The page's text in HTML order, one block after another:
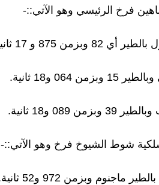
فرخ الرئيسي وهو الآتي::-
شوط الشيوخ فرخ وهو الآتي::-